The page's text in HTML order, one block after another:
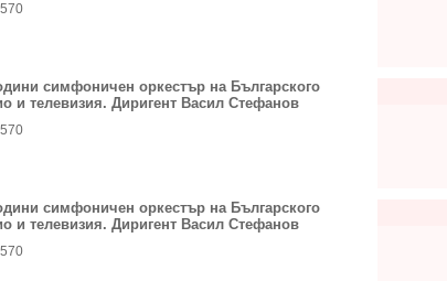
симфоничен оркестър на Българского
и телевизия. Диригент Васил Стефанов
симфоничен оркестър на Българского
и телевизия. Диригент Васил Стефанов